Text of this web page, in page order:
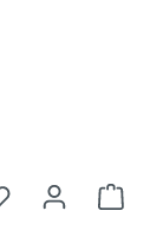
Du hast 0